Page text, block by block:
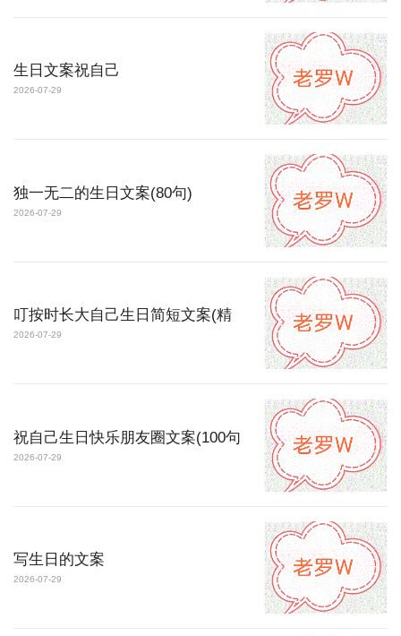
生日文案祝自己
2026-07-29
独一无二的生日文案(80句)
2026-07-29
叮按时长大自己生日简短文案(精
2026-07-29
祝自己生日快乐朋友圈文案(100句
2026-07-29
写生日的文案
2026-07-29